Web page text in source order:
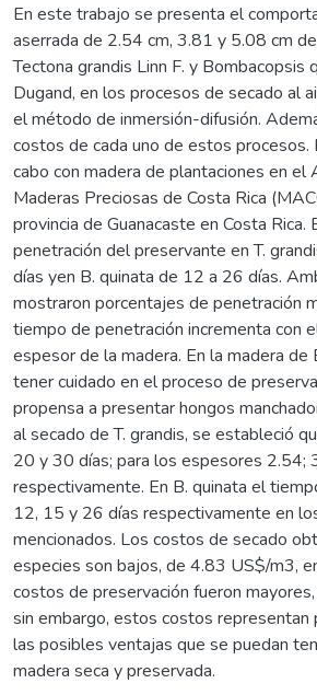
En este trabajo se presenta el
aserrada de 2.54 cm, 3.81 y 5.08 cm
Tectona grandis Linn F. y Bombacopsis
Dugand, en los procesos de secado al
el método de inmersión-difusión.
costos de cada uno de estos
cabo con madera de plantaciones en el
Maderas Preciosas de Costa Rica
provincia de Guanacaste en Costa Rica.
penetración del preservante en T.
días yen B. quinata de 12 a 26 días.
mostraron porcentajes de penetración
tiempo de penetración incrementa con
espesor de la madera. En la madera de
tener cuidado en el proceso de
propensa a presentar hongos
al secado de T. grandis, se estableció
20 y 30 días; para los espesores 2.54;
respectivamente. En B. quinata el
12, 15 y 26 días respectivamente en
mencionados. Los costos de secado
especies son bajos, de 4.83 US$/m3,
costos de preservación fueron
sin embargo, estos costos representan
las posibles ventajas que se puedan
madera seca y preservada.